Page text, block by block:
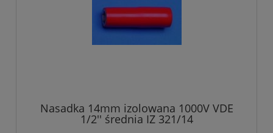
Nasadka 14mm izolowana 1000V VDE
1/2'' średnia IZ 321/14